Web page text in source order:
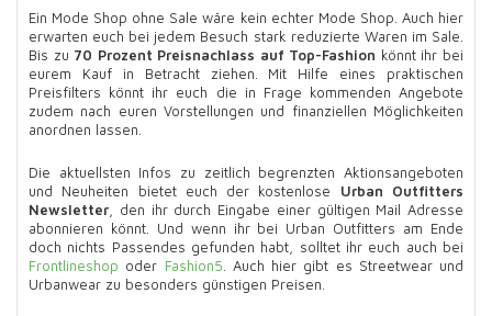
Ein Mode Shop ohne Sale wäre kein echter Mode Shop. Auch hier
erwarten euch bei jedem Besuch stark reduzierte Waren im Sale.
Bis zu 70 Prozent Preisnachlass auf Top-Fashion könnt ihr bei
eurem Kauf in Betracht ziehen. Mit Hilfe eines praktischen
Preisfilters könnt ihr euch die in Frage kommenden Angebote
zudem nach euren Vorstellungen und finanziellen Möglichkeiten
anordnen lassen.
Die aktuellsten Infos zu zeitlich begrenzten Aktionsangeboten
und Neuheiten bietet euch der kostenlose Urban Outfitters
Newsletter , den ihr durch Eingabe einer gültigen Mail Adresse
abonnieren könnt. Und wenn ihr bei Urban Outfitters am Ende
doch nichts Passendes gefunden habt, solltet ihr euch auch bei
Frontlineshop oder Fashion5 . Auch hier gibt es Streetwear und
Urbanwear zu besonders günstigen Preisen.